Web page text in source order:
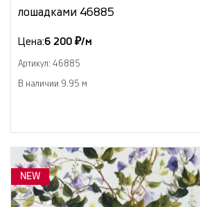
лошадками 46885
Цена:6 200 ₽/м
Артикул: 46885
В наличии 9.95 м
NEW